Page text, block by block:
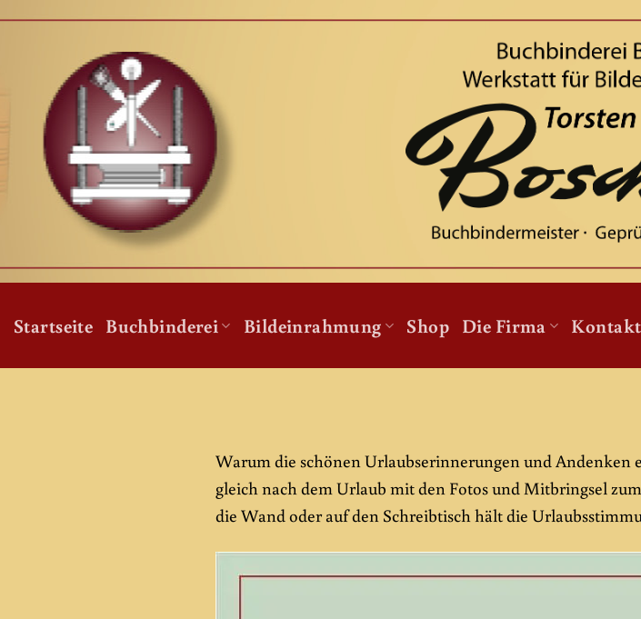
Startseite Buchbinderei Bildeinrahmung Shop Die Firma Kontakt
Warum die schönen Urlaubserinnerungen und Andenken
gleich nach dem Urlaub mit den Fotos und Mitbringsel
die Wand oder auf den Schreibtisch hält die